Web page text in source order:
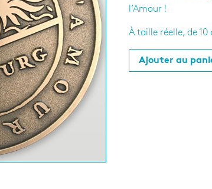
l’Amour !
À taille réelle, de
Ajouter au